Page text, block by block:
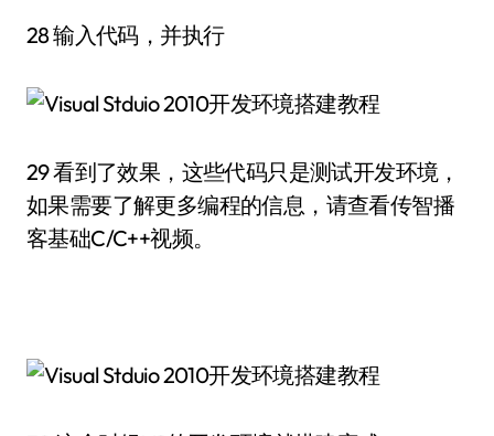
28 输入代码，并执行
29 看到了效果，这些代码只是测试开发环境，
如果需要了解更多编程的信息，请查看传智播
客基础C/C++视频。